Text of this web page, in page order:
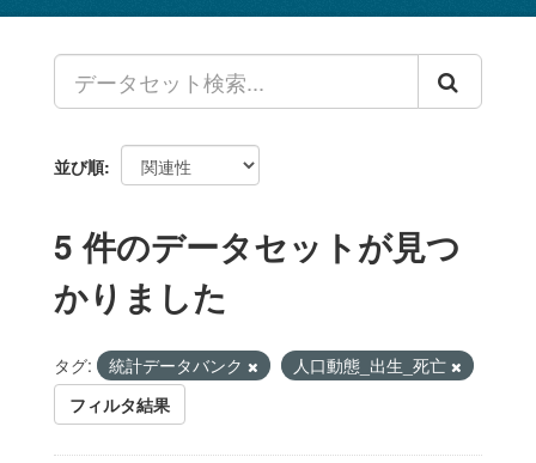
並び順
5 件のデータセットが見つ
かりました
タグ: 統計データバンク
人口動態_出生_死亡
フィルタ結果